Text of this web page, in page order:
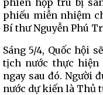
phiên họp trù bị
phiếu miễn nhiệm
Bí thư Nguyễn Phú
Sáng 5/4, Quốc hội
tịch nước thực hiện
ngay sau đó. Người
nước dự kiến là Thủ